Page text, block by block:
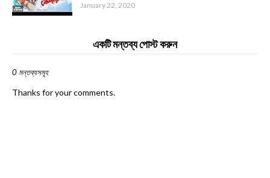
January 22, 2020
একটি মন্তব্য পোস্ট করুন
0 মন্তব্যসমূহ
Thanks for your comments.